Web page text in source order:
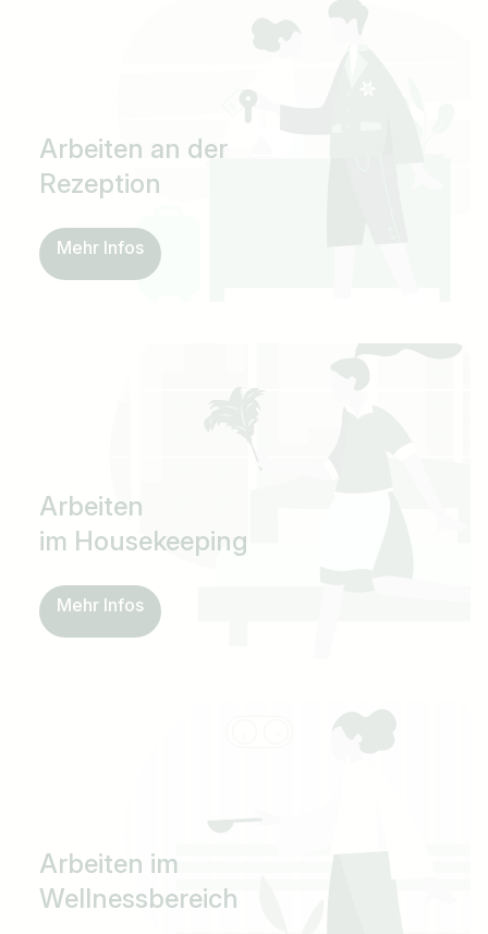
Arbeiten an der
Rezeption
Mehr Infos
Arbeiten
im Housekeeping
Mehr Infos
Arbeiten im
Wellnessbereich